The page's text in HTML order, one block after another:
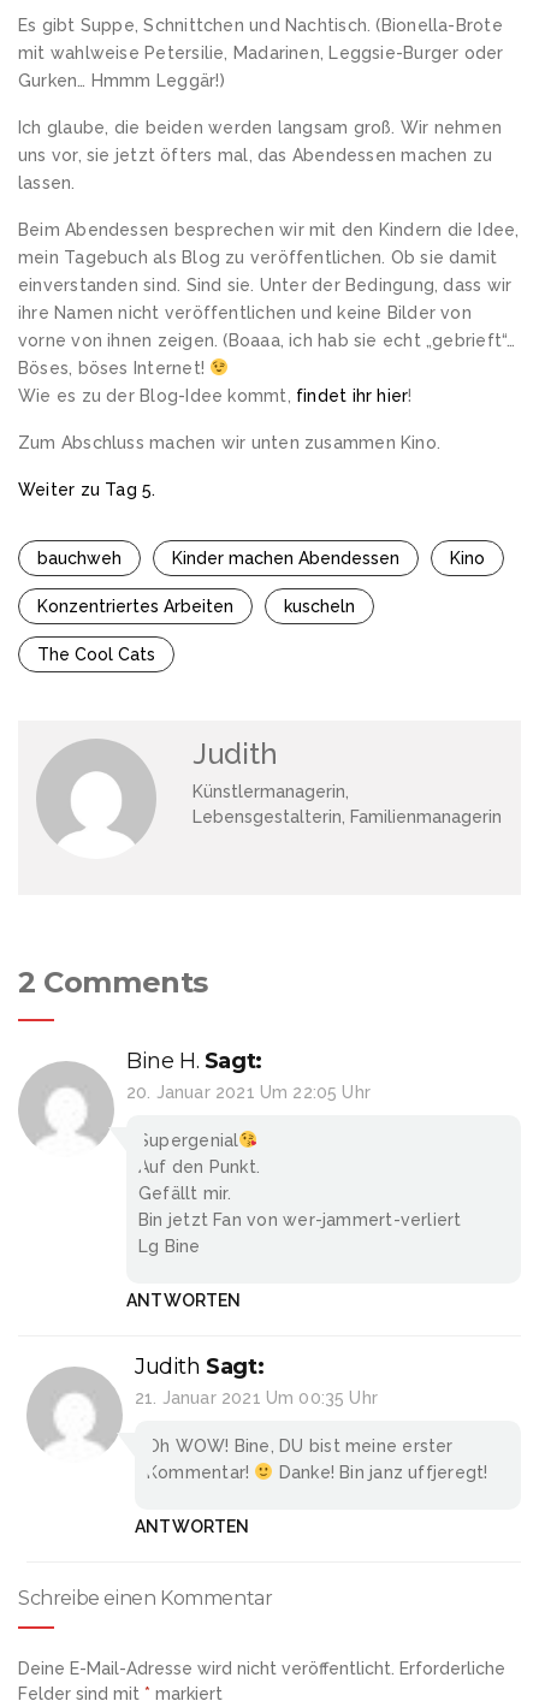
Es gibt Suppe, Schnittchen und Nachtisch. (Bionella-Brote
mit wahlweise Petersilie, Madarinen, Leggsie-Burger oder
Gurken… Hmmm Leggär!)
Ich glaube, die beiden werden langsam groß. Wir nehmen
uns vor, sie jetzt öfters mal, das Abendessen machen zu
lassen.
Beim Abendessen besprechen wir mit den Kindern die Idee,
mein Tagebuch als Blog zu veröffentlichen. Ob sie damit
einverstanden sind. Sind sie. Unter der Bedingung, dass wir
ihre Namen nicht veröffentlichen und keine Bilder von
vorne von ihnen zeigen. (Boaaa, ich hab sie echt „gebrieft“…
Böses, böses Internet!
Wie es zu der Blog-Idee kommt, findet ihr hier!
Zum Abschluss machen wir unten zusammen Kino.
Weiter zu Tag 5.
bauchweh Kinder machen Abendessen Kino
Konzentriertes Arbeiten kuscheln
The Cool Cats
Judith
Künstlermanagerin,
Lebensgestalterin, Familienmanagerin
2 Comments
Bine H. Sagt:
20. Januar 2021 Um 22:05 Uhr
Supergenial
Auf den Punkt.
Gefällt mir.
Bin jetzt Fan von wer-jammert-verliert
Lg Bine
ANTWORTEN
Judith Sagt:
21. Januar 2021 Um 00:35 Uhr
Oh WOW! Bine, DU bist meine erster
Kommentar!
Danke! Bin janz uffjeregt!
ANTWORTEN
Schreibe einen Kommentar
Deine E-Mail-Adresse wird nicht veröffentlicht.
Erforderliche
Felder sind mit * markiert